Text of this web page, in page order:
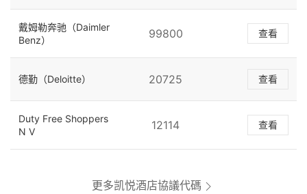
戴姆勒奔驰（Daimler
Benz）
99800 查看
德勤（Deloitte） 20725 查看
Duty Free Shoppers
N V
12114 查看
更多凯悦酒店協議代碼